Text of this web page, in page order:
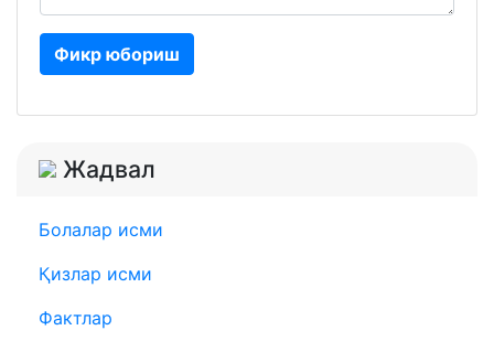
Фикр юбориш
Жадвал
Болалар исми
Қизлар исми
Фактлар